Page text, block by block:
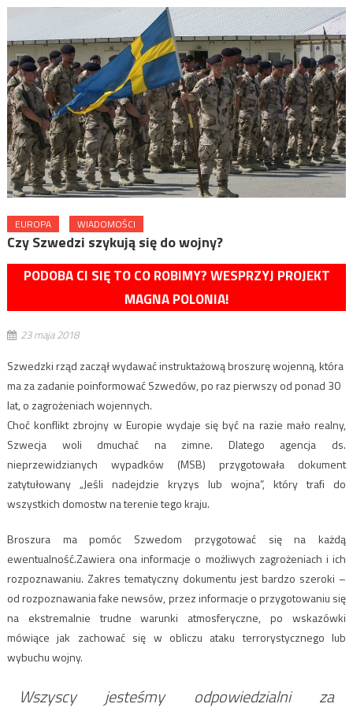
EUROPA WIADOMOŚCI
Czy Szwedzi szykują się do wojny?
PODOBA CI SIĘ TO CO ROBIMY? WESPRZYJ PROJEKT
MAGNA POLONIA!
23 maja 2018
Szwedzki rząd zaczął wydawać instruktażową broszurę wojenną, która
ma za zadanie poinformować Szwedów, po raz pierwszy od ponad 30
lat, o zagrożeniach wojennych.
Choć konflikt zbrojny w Europie wydaje się być na razie mało realny,
Szwecja woli dmuchać na zimne. Dlatego agencja ds.
nieprzewidzianych wypadków (MSB) przygotowała dokument
zatytułowany „Jeśli nadejdzie kryzys lub wojna”, który trafi do
wszystkich domostw na terenie tego kraju.
Broszura ma pomóc Szwedom przygotować się na każdą
ewentualność.Zawiera ona informacje o możliwych zagrożeniach i ich
rozpoznawaniu. Zakres tematyczny dokumentu jest bardzo szeroki –
od rozpoznawania fake newsów, przez informacje o przygotowaniu się
na ekstremalnie trudne warunki atmosferyczne, po wskazówki
mówiące jak zachować się w obliczu ataku terrorystycznego lub
wybuchu wojny.
Wszyscy jesteśmy odpowiedzialni za